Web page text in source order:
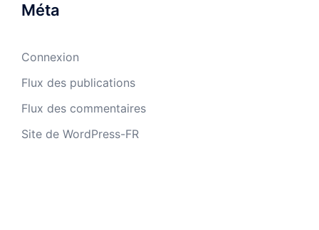
Méta
Connexion
Flux des publications
Flux des commentaires
Site de WordPress-FR